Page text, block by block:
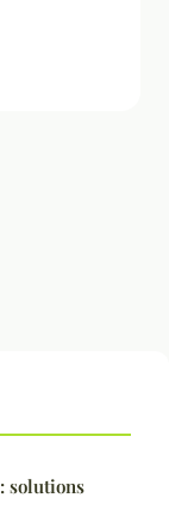
solutions